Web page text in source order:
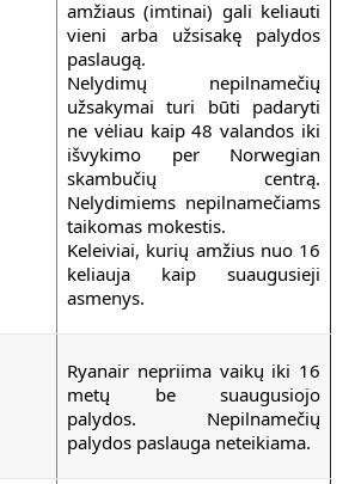
amžiaus (imtinai) gali keliauti
vieni arba užsisakę palydos
paslaugą.
Nelydimų nepilnamečių
užsakymai turi būti padaryti
ne vėliau kaip 48 valandos iki
išvykimo per Norwegian
skambučių centrą.
Nelydimiems nepilnamečiams
taikomas mokestis.
Keleiviai, kurių amžius nuo 16
keliauja kaip suaugusieji
asmenys.
Ryanair nepriima vaikų iki 16
metų be suaugusiojo
palydos. Nepilnamečių
palydos paslauga neteikiama.